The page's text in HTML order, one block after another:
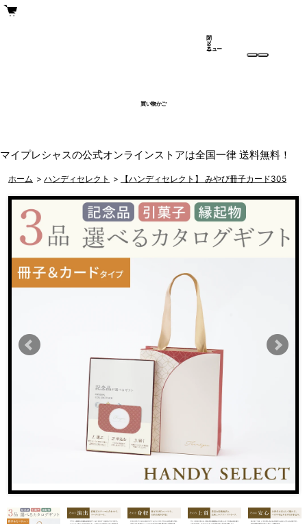
買い物かご
メ
ニュー
閉
じ
る
マイプレシャスの公式オンラインストアは全国一律 送料無料！
ホーム > ハンディセレクト > 【ハンディセレクト】 みやび冊子カード305